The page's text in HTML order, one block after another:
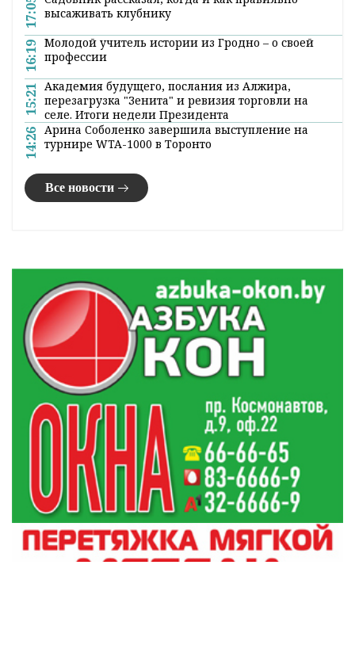
17:05 высаживать клубнику
16:19 Молодой учитель истории из Гродно – о своей
профессии
15:21 Академия будущего, послания из Алжира,
перезагрузка "Зенита" и ревизия торговли на
селе. Итоги недели Президента
14:26 Арина Соболенко завершила выступление на
турнире WTA-1000 в Торонто
Все новости